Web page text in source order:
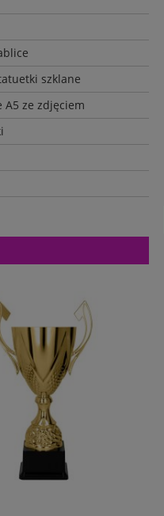
szklane
A5 ze zdjęciem